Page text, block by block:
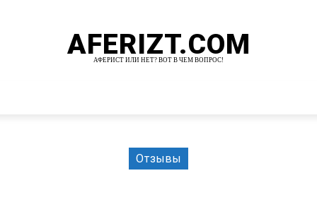
AFERIZT.COM
АФЕРИСТ ИЛИ НЕТ? ВОТ В ЧЕМ ВОПРОС!
Отзывы